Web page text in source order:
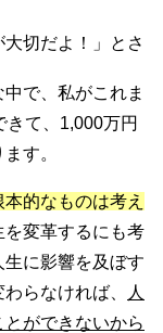
切だよ！」とさ
で、私がこれま
て、1,000万円
す。
的なものは考え
を変革するにも考
に影響を及ぼす
らなければ、
人
ができないから